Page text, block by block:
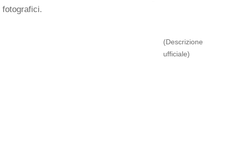
fotografici.
(Descrizione
ufficiale)